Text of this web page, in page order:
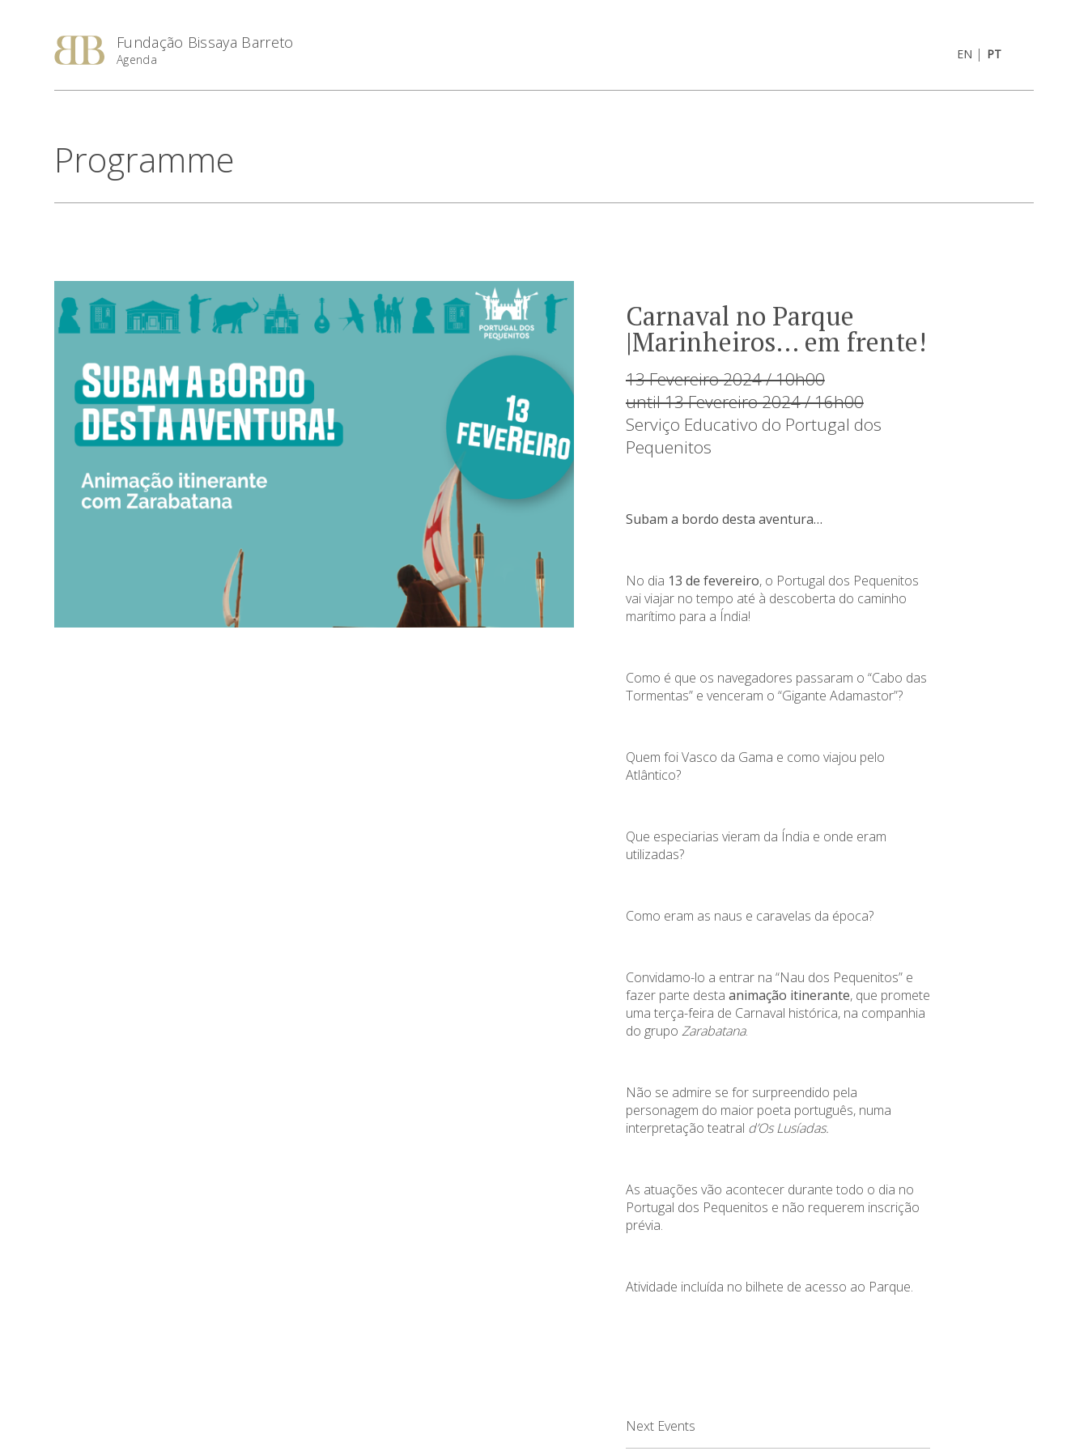
Fundação Bissaya Barreto
Agenda EN | PT
Programme
Carnaval no Parque
|Marinheiros… em frente!
13 Fevereiro 2024 / 10h00
until 13 Fevereiro 2024 / 16h00
Serviço Educativo do Portugal dos
Pequenitos
Subam a bordo desta aventura…
No dia 13 de fevereiro, o Portugal dos Pequenitos
vai viajar no tempo até à descoberta do caminho
marítimo para a Índia!
Como é que os navegadores passaram o “Cabo das
Tormentas” e venceram o “Gigante Adamastor”?
Quem foi Vasco da Gama e como viajou pelo
Atlântico?
Que especiarias vieram da Índia e onde eram
utilizadas?
Como eram as naus e caravelas da época?
Convidamo-lo a entrar na “Nau dos Pequenitos” e
fazer parte desta animação itinerante, que promete
uma terça-feira de Carnaval histórica, na companhia
do grupo Zarabatana.
Não se admire se for surpreendido pela
personagem do maior poeta português, numa
interpretação teatral d’Os Lusíadas.
As atuações vão acontecer durante todo o dia no
Portugal dos Pequenitos e não requerem inscrição
prévia.
Atividade incluída no bilhete de acesso ao Parque.
Next Events